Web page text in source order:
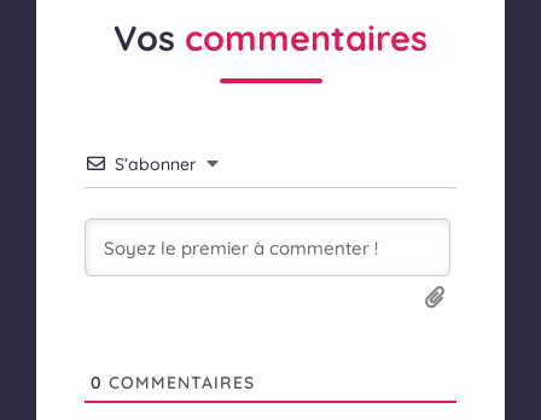
Vos commentaires
S’abonner
0 COMMENTAIRES